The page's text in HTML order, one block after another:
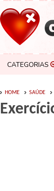
CATEGORIAS
HOME SAÚDE